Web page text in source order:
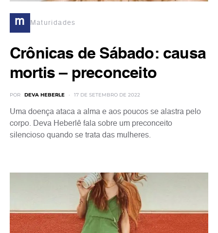
m Maturidades
Crônicas de Sábado: causa
mortis – preconceito
POR DEVA HEBERLE 17 DE SETEMBRO DE 2022
Uma doença ataca a alma e aos poucos se alastra pelo
corpo. Deva Heberlê fala sobre um preconceito
silencioso quando se trata das mulheres.